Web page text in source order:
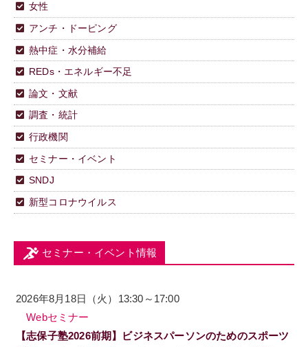
女性
アンチ・ドーピング
熱中症・水分補給
REDs・エネルギー不足
論文・文献
調査・統計
行政機関
セミナー・イベント
SNDJ
新型コロナウイルス
セミナー・イベント情報
2026年8月18日（火）13:30～17:00
Webセミナー
【志保子塾2026前期】ビジネスパーソンのためのスポーツ